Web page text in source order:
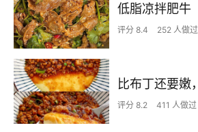
低脂凉拌肥牛
评分 8.4 252 人做过
评分 8.2 411 人做过